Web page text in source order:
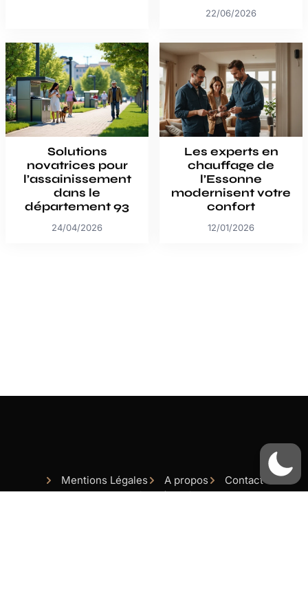
22/06/2026
Solutions
novatrices pour
l’assainissement
dans le
département 93
24/04/2026
Les experts en
chauffage de
l’Essonne
modernisent votre
confort
12/01/2026
Mentions Légales A propos
Contact
Equioe rédaction